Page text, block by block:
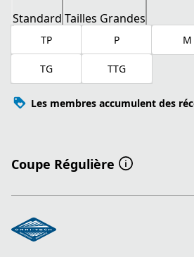
Standard Tailles Grandes
TP P M
TG TTG
Les membres accumulent des
Coupe Régulière